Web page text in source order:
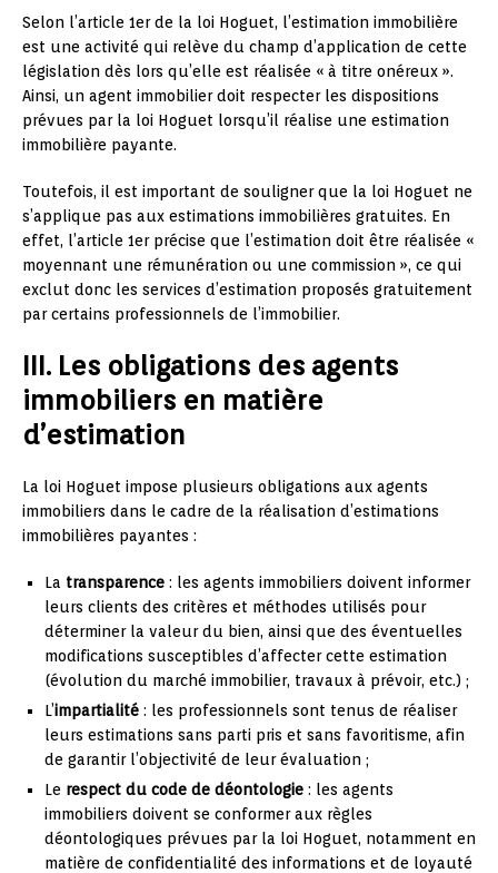
Selon l’article 1er de la loi Hoguet, l’estimation immobilière
est une activité qui relève du champ d’application de cette
législation dès lors qu’elle est réalisée « à titre onéreux ».
Ainsi, un agent immobilier doit respecter les dispositions
prévues par la loi Hoguet lorsqu’il réalise une estimation
immobilière payante.
Toutefois, il est important de souligner que la loi Hoguet ne
s’applique pas aux estimations immobilières gratuites. En
effet, l’article 1er précise que l’estimation doit être réalisée «
moyennant une rémunération ou une commission », ce qui
exclut donc les services d’estimation proposés gratuitement
par certains professionnels de l’immobilier.
III. Les obligations des agents
immobiliers en matière
d’estimation
La loi Hoguet impose plusieurs obligations aux agents
immobiliers dans le cadre de la réalisation d’estimations
immobilières payantes :
La transparence : les agents immobiliers doivent informer
leurs clients des critères et méthodes utilisés pour
déterminer la valeur du bien, ainsi que des éventuelles
modifications susceptibles d’affecter cette estimation
(évolution du marché immobilier, travaux à prévoir, etc.) ;
L’impartialité : les professionnels sont tenus de réaliser
leurs estimations sans parti pris et sans favoritisme, afin
de garantir l’objectivité de leur évaluation ;
Le respect du code de déontologie : les agents
immobiliers doivent se conformer aux règles
déontologiques prévues par la loi Hoguet, notamment en
matière de confidentialité des informations et de loyauté